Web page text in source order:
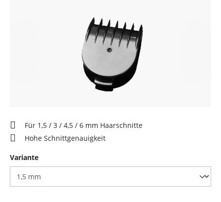
Für 1,5 / 3 / 4,5 / 6 mm Haarschnitte
Hohe Schnittgenauigkeit
Varianteauswählen